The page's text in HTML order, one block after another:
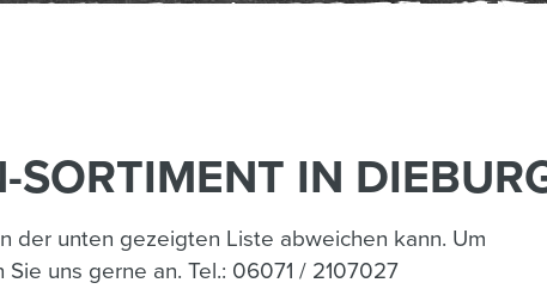
IN
der unten gezeigten Liste abweichen kann. Um
uns gerne an. Tel.: 06071 / 2107027